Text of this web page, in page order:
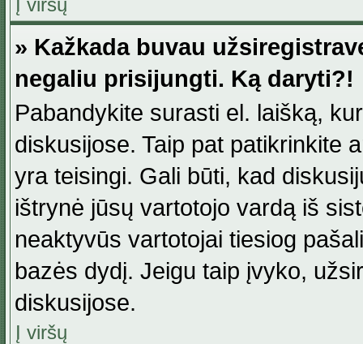
Į viršų
» Kažkada buvau
negaliu prisijungti. Ką daryti?!
Pabandykite surasti el. laišką,
diskusijose. Taip pat patikrinkite
yra teisingi. Gali būti, kad
ištrynė jūsų vartotojo vardą iš
neaktyvūs vartotojai tiesiog
bazės dydį. Jeigu taip įvyko,
diskusijose.
Į viršų